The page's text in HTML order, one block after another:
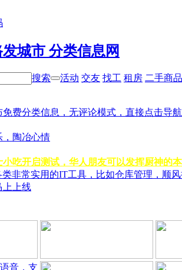
搜索 活动 交友 找工 租房 二手商品
免费分类信息，无评论模式，直接点击导
，陶冶心情
小吃开启测试，华人朋友可以发挥厨神的
类非常实用的IT工具，比如仓库管理，顺
上上线